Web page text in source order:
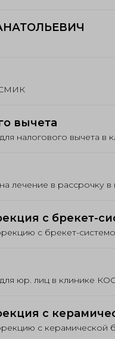
вычета
налогового вычета
лечение в рассрочку
с брекет-
с брекет-
юр. лиц в клинике
с
с керамической